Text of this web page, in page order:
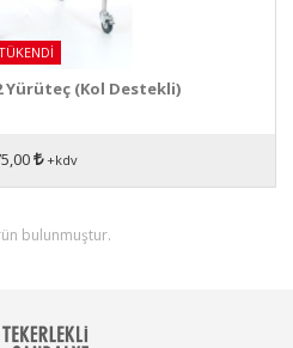
Yürüteç (Kol Destekli)
+kdv
bulunmuştur.